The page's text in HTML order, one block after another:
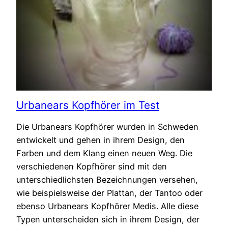
Urbanears Kopfhörer im Test
Die Urbanears Kopfhörer wurden in Schweden
entwickelt und gehen in ihrem Design, den
Farben und dem Klang einen neuen Weg. Die
verschiedenen Kopfhörer sind mit den
unterschiedlichsten Bezeichnungen versehen,
wie beispielsweise der Plattan, der Tantoo oder
ebenso Urbanears Kopfhörer Medis. Alle diese
Typen unterscheiden sich in ihrem Design, der